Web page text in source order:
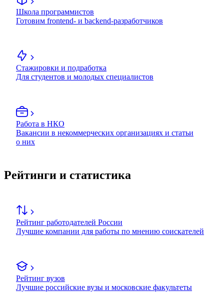
Школа программистов
Готовим frontend- и backend-разработчиков
Стажировки и подработка
Для студентов и молодых специалистов
Работа в НКО
Вакансии в некоммерческих организациях и статьи
о них
Рейтинги и статистика
Рейтинг работодателей России
Лучшие компании для работы по мнению соискателей
Рейтинг вузов
Лучшие российские вузы и московские факультеты